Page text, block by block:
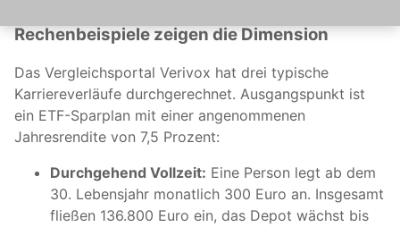
Rechenbeispiele zeigen die Dimension
Das Vergleichsportal Verivox hat drei typische
Karriereverläufe durchgerechnet. Ausgangspunkt ist
ein ETF-Sparplan mit einer angenommenen
Jahresrendite von 7,5 Prozent:
Durchgehend Vollzeit: Eine Person legt ab dem
30. Lebensjahr monatlich 300 Euro an. Insgesamt
fließen 136.800 Euro ein, das Depot wächst bis